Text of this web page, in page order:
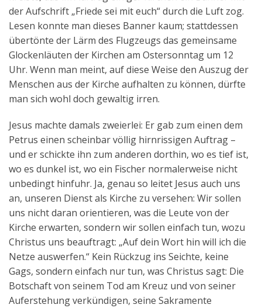
der Aufschrift „Friede sei mit euch“ durch die Luft zog.
Lesen konnte man dieses Banner kaum; stattdessen
übertönte der Lärm des Flugzeugs das gemeinsame
Glockenläuten der Kirchen am Ostersonntag um 12
Uhr. Wenn man meint, auf diese Weise den Auszug der
Menschen aus der Kirche aufhalten zu können, dürfte
man sich wohl doch gewaltig irren.
Jesus machte damals zweierlei: Er gab zum einen dem
Petrus einen scheinbar völlig hirnrissigen Auftrag –
und er schickte ihn zum anderen dorthin, wo es tief ist,
wo es dunkel ist, wo ein Fischer normalerweise nicht
unbedingt hinfuhr. Ja, genau so leitet Jesus auch uns
an, unseren Dienst als Kirche zu versehen: Wir sollen
uns nicht daran orientieren, was die Leute von der
Kirche erwarten, sondern wir sollen einfach tun, wozu
Christus uns beauftragt: „Auf dein Wort hin will ich die
Netze auswerfen.“ Kein Rückzug ins Seichte, keine
Gags, sondern einfach nur tun, was Christus sagt: Die
Botschaft von seinem Tod am Kreuz und von seiner
Auferstehung verkündigen, seine Sakramente